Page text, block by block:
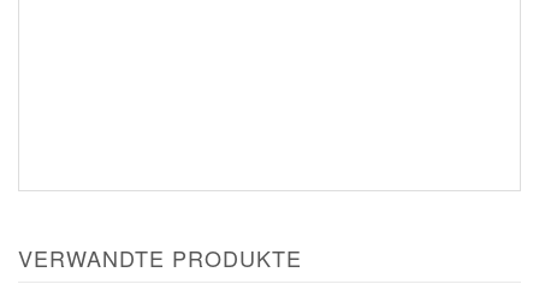
VERWANDTE PRODUKTE